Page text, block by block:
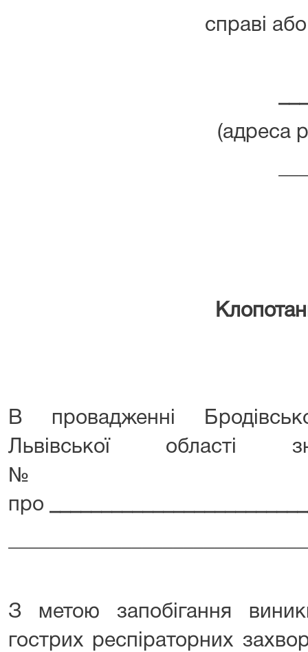
справі
(адреса
В провадженні
Львівської області
про
З метою запобігання
гострих респіраторних